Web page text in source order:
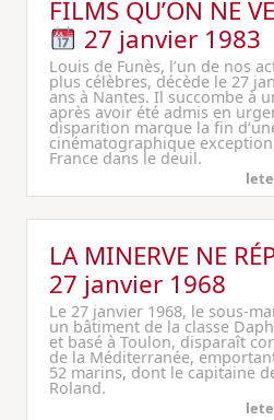
FILMS QU’ON NE
27 janvier 1983
Louis de Funès, l’un de nos
plus célèbres, décède le 27
ans à Nantes. Il succombe à
après avoir été admis en
disparition marque la fin
cinématographique
France dans le deuil.
LA MINERVE NE
27 janvier 1968
Le 27 janvier 1968, le sous-
un bâtiment de la classe
et basé à Toulon, disparaît
de la Méditerranée,
52 marins, dont le capitaine
Roland.